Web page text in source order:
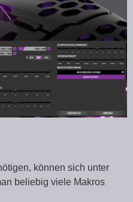
können sich unter
beliebig viele Makros